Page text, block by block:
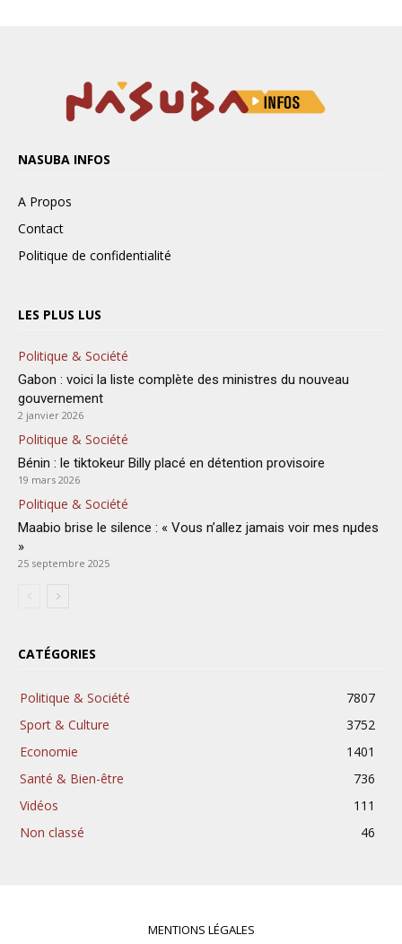
NASUBA INFOS
A Propos
Contact
Politique de confidentialité
LES PLUS LUS
Politique & Société
Gabon : voici la liste complète des ministres du nouveau
gouvernement
2 janvier 2026
Politique & Société
Bénin : le tiktokeur Billy placé en détention provisoire
19 mars 2026
Politique & Société
Maabio brise le silence : « Vous n’allez jamais voir mes nμdes
»
25 septembre 2025
CATÉGORIES
Politique & Société
7807
Sport & Culture
3752
Economie
1401
Santé & Bien-être
736
Vidéos
111
Non classé
46
MENTIONS LÉGALES